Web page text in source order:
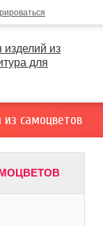
из самоцветов